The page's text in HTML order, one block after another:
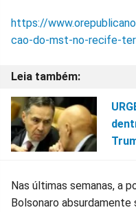
https://
cao-do-mst-no-recife-
Nas últimas semanas, a
Bolsonaro